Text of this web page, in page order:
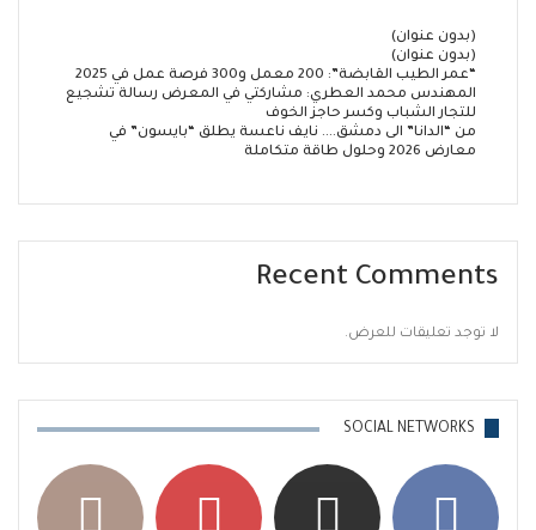
(بدون عنوان)
(بدون عنوان)
“عمر الطيب القابضة”: 200 معمل و300 فرصة عمل في 2025
المهندس محمد العطري: مشاركتي في المعرض رسالة تشجيع
للتجار الشباب وكسر حاجز الخوف
من “الدانا” الى دمشق…. نايف ناعسة يطلق “بايسون” في
معارض 2026 وحلول طاقة متكاملة
Recent Comments
لا توجد تعليقات للعرض.
SOCIAL NETWORKS